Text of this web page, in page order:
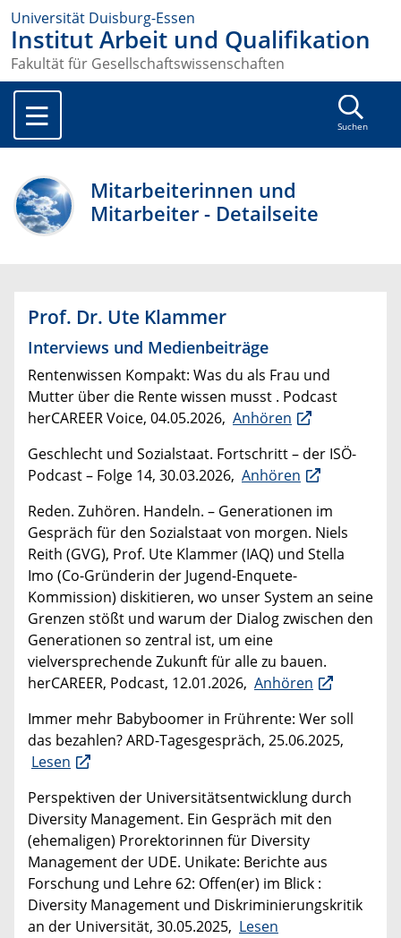
Universität Duisburg-Essen
Institut Arbeit und Qualifikation
Fakultät für Gesellschaftswissenschaften
Suchen
Mitarbeiterinnen und
Mitarbeiter - Detailseite
Prof. Dr. Ute Klammer
Interviews und Medienbeiträge
Rentenwissen Kompakt: Was du als Frau und
Mutter über die Rente wissen musst . Podcast
herCAREER Voice, 04.05.2026, Anhören
Geschlecht und Sozialstaat. Fortschritt – der ISÖ-
Podcast – Folge 14, 30.03.2026, Anhören
Reden. Zuhören. Handeln. – Generationen im
Gespräch für den Sozialstaat von morgen. Niels
Reith (GVG), Prof. Ute Klammer (IAQ) und Stella
Imo (Co-Gründerin der Jugend-Enquete-
Kommission) diskitieren, wo unser System an seine
Grenzen stößt und warum der Dialog zwischen den
Generationen so zentral ist, um eine
vielversprechende Zukunft für alle zu bauen.
herCAREER, Podcast, 12.01.2026, Anhören
Immer mehr Babyboomer in Frührente: Wer soll
das bezahlen? ARD-Tagesgespräch, 25.06.2025,
Lesen
Perspektiven der Universitätsentwicklung durch
Diversity Management. Ein Gespräch mit den
(ehemaligen) Prorektorinnen für Diversity
Management der UDE. Unikate: Berichte aus
Forschung und Lehre 62: Offen(er) im Blick :
Diversity Management und Diskriminierungskritik
an der Universität, 30.05.2025, Lesen